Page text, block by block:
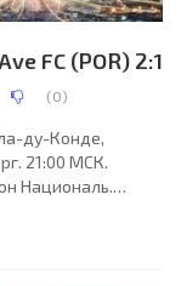
FC (POR) 2:1
(0)
ду-Конде,
21:00 МСК.
Националь.
Резервный: